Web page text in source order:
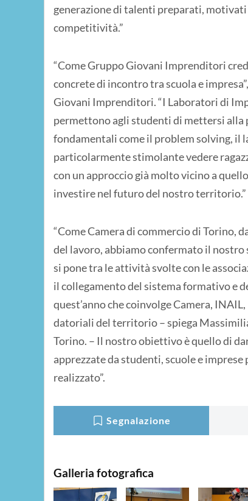
generazione di talenti preparati, motivati
competitività.”
“Come Gruppo Giovani Imprenditori
concrete di incontro tra scuola e
Giovani Imprenditori. “I Laboratori di
permettono agli studenti di mettersi alla
fondamentali come il problem solving, il
particolarmente stimolante vedere
con un approccio già molto vicino a
investire nel futuro del nostro territorio.”
“Come Camera di commercio di Torino,
del lavoro, abbiamo confermato il
si pone tra le attività svolte con le
il collegamento del sistema formativo e
quest’anno che coinvolge Camera,
datoriali del territorio – spiega
Torino. – Il nostro obiettivo è quello di
apprezzate da studenti, scuole e
realizzato”.
Segnalazione
Galleria fotografica